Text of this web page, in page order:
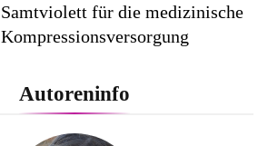
Samtviolett für die medizinische
Kompressionsversorgung
PEPE JEANS LONDON AW26
Autoreninfo